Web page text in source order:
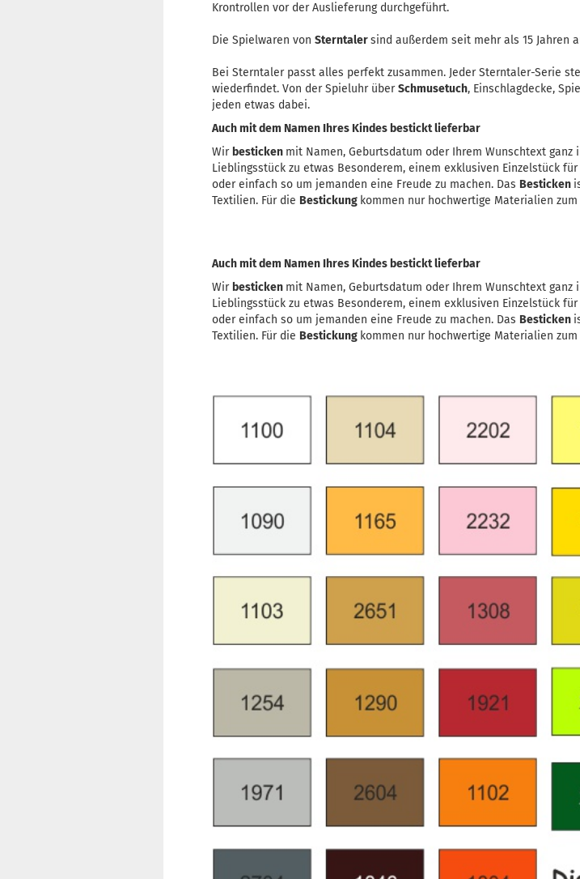
Krontrollen vor der Auslieferung durchgeführt.
Die Spielwaren von Sterntalersind außerdem seit mehr als 15 Jahren
Bei Sterntaler passt alles perfekt zusammen. Jeder Sterntaler-Serie
wiederfindet. Von der Spieluhr überSchmusetuch, Einschlagdecke,
jeden etwas dabei.
Auch mit dem Namen Ihres Kindes bestickt lieferbar
Wir besticken mit Namen, Geburtsdatum oder Ihrem Wunschtext
Lieblingsstück zu etwas Besonderem, einem exklusiven Einzelstück für
oder einfach so um jemanden eine Freude zu machen. Das Besticken
Textilien. Für die Bestickung kommen nur hochwertige Materialien
Auch mit dem Namen Ihres Kindes bestickt lieferbar
Wir besticken mit Namen, Geburtsdatum oder Ihrem Wunschtext
Lieblingsstück zu etwas Besonderem, einem exklusiven Einzelstück für
oder einfach so um jemanden eine Freude zu machen. Das Besticken
Textilien. Für die Bestickung kommen nur hochwertige Materialien